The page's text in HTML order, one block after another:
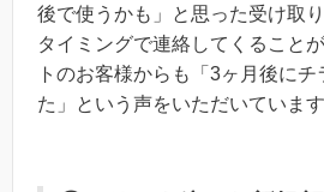
後で使うかも」と思った受け取
タイミングで連絡してくること
トのお客様からも「3ヶ月後に
た」という声をいただいています